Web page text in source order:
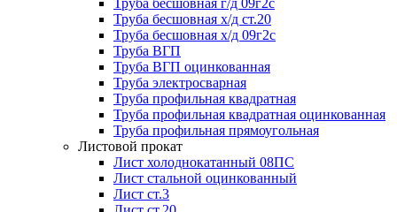
Труба бесшовная г/д 09г2с
Труба бесшовная х/д ст.20
Труба бесшовная х/д 09г2с
Труба ВГП
Труба ВГП оцинкованная
Труба электросварная
Труба профильная квадратная
Труба профильная квадратная оцинкованная
Труба профильная прямоугольная
Листовой прокат
Лист холоднокатанный 08ПС
Лист стальной оцинкованный
Лист ст.3